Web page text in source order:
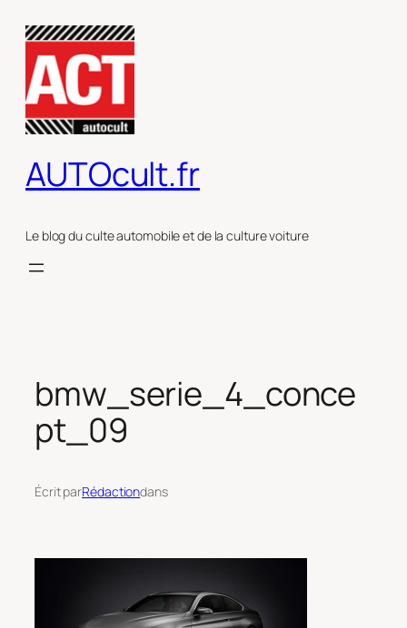
contenu
AUTOcult.fr
Le blog du culte automobile et de la culture voiture
bmw_serie_4_conce
pt_09
Écrit parRédactiondans